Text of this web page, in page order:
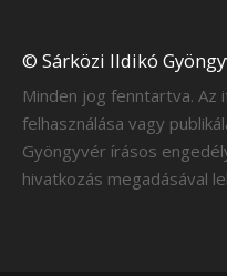
© Sárközi Ildikó
Minden jog fenntartva. Az
felhasználása vagy
Gyöngyvér írásos
hivatkozás megadásával